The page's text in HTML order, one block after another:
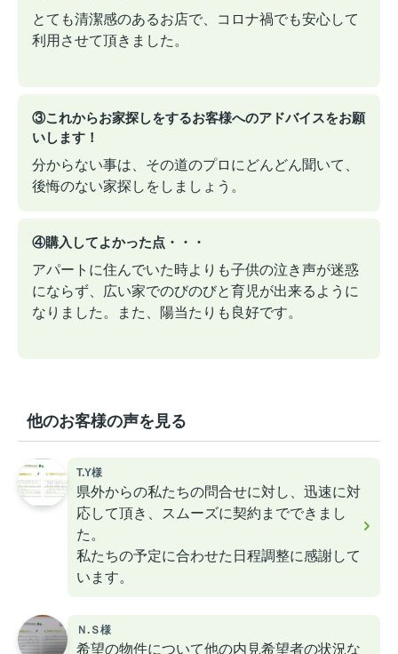
とても清潔感のあるお店で、コロナ禍でも安心して
利用させて頂きました。
③これからお家探しをするお客様へのアドバイスをお願
いします！
分からない事は、その道のプロにどんどん聞いて、
後悔のない家探しをしましょう。
④購入してよかった点・・・
アパートに住んでいた時よりも子供の泣き声が迷惑
にならず、広い家でのびのびと育児が出来るように
なりました。また、陽当たりも良好です。
他のお客様の声を見る
T.Y様
県外からの私たちの問合せに対し、迅速に対
応して頂き、スムーズに契約までできまし
た。
私たちの予定に合わせた日程調整に感謝して
います。
Ｎ.Ｓ様
希望の物件について他の内見希望者の状況な